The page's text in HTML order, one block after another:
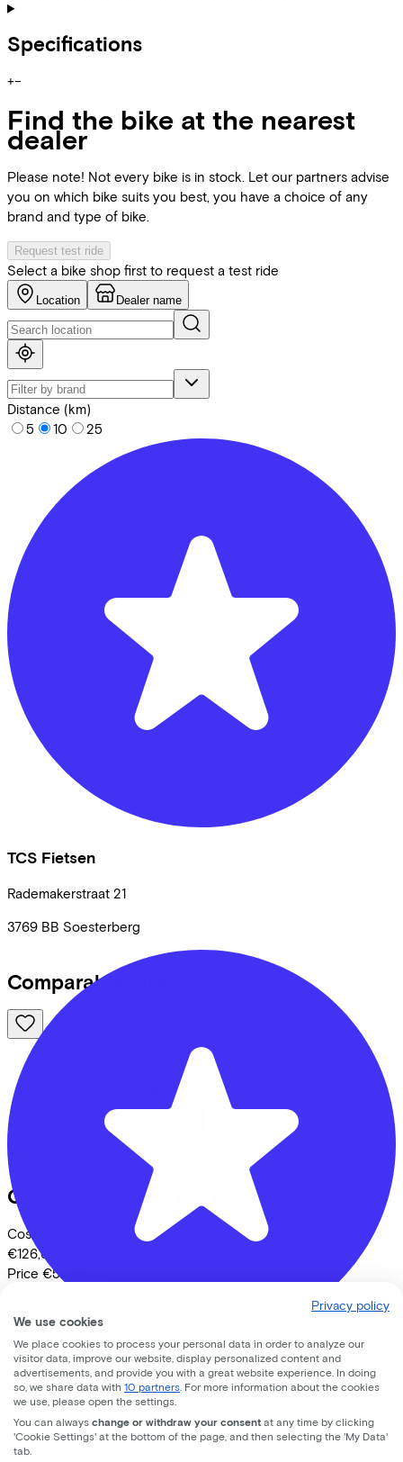
Specifications
+−
Find the bike at the nearest
dealer
Please note! Not every bike is in stock. Let our partners advise
you on which bike suits you best, you have a choice of any
brand and type of bike.
Request test ride
Select a bike shop first to request a test ride
Location Dealer name
Distance (km)
5
10 25
TCS Fietsen
Rademakerstraat 21
3769 BB Soesterberg
Trek Bicycle Amersfoort
Eemplein 100
3812EA Amersfoort
Comparable bikes
Conway Xyron LT 6.0 (2026)
Costs per month from
€126,61
Price €5.499,95
Privacy policy
We use cookies
We place cookies to process your personal data in order to analyze our
visitor data, improve our website, display personalized content and
advertisements, and provide you with a great website experience. In doing
so, we share data with 10 partners . For more information about the cookies
we use, please open the settings.
You can always change or withdraw your consent at any time by clicking
'Cookie Settings' at the bottom of the page, and then selecting the 'My Data'
tab.